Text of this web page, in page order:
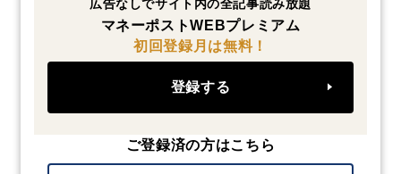
広告なしでサイト内の全記事読み放題
マネーポストWEBプレミアム
初回登録月は無料！
登録する
ご登録済の方はこちら